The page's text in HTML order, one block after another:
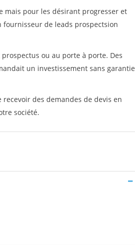
mais pour les désirant progresser et
de leads prospectsion
ou au porte à porte. Des
un investissement sans garantie
des demandes de devis en
société.